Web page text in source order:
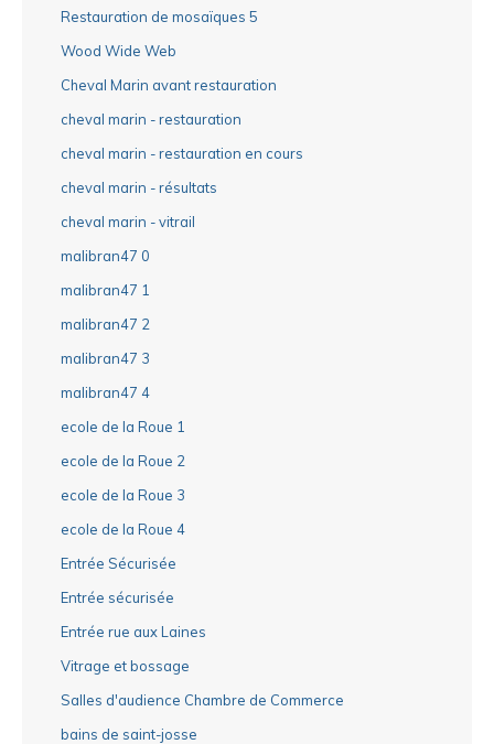
Restauration de mosaïques 5
Wood Wide Web
Cheval Marin avant restauration
cheval marin - restauration
cheval marin - restauration en cours
cheval marin - résultats
cheval marin - vitrail
malibran47 0
malibran47 1
malibran47 2
malibran47 3
malibran47 4
ecole de la Roue 1
ecole de la Roue 2
ecole de la Roue 3
ecole de la Roue 4
Entrée Sécurisée
Entrée sécurisée
Entrée rue aux Laines
Vitrage et bossage
Salles d'audience Chambre de Commerce
bains de saint-josse